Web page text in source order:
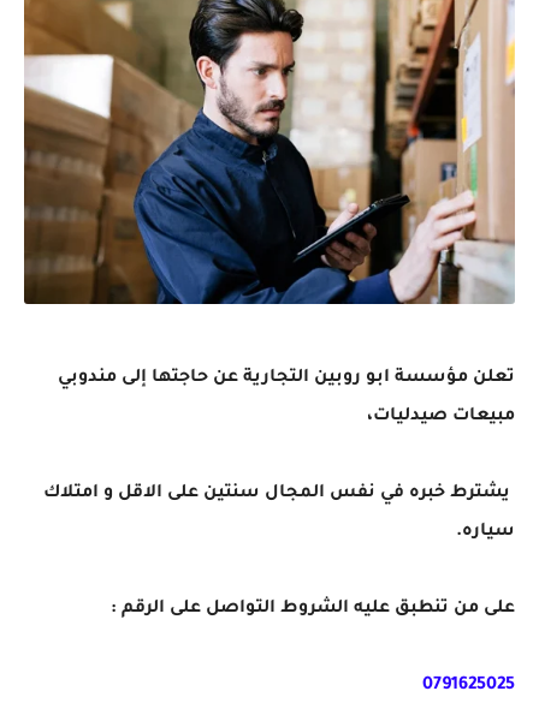
تعلن مؤسسة ابو روبين التجارية عن حاجتها إلى مندوبي
مبيعات صيدليات،
يشترط خبره في نفس المجال سنتين على الاقل و امتلاك
سياره.
على من تنطبق عليه الشروط التواصل على الرقم :
0791625025